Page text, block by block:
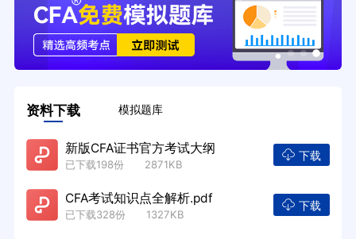
资料下载 模拟题库
新版CFA证书官方考试大纲
已下载198份 2871KB
下载
CFA考试知识点全解析.pdf
已下载328份 1327KB
下载